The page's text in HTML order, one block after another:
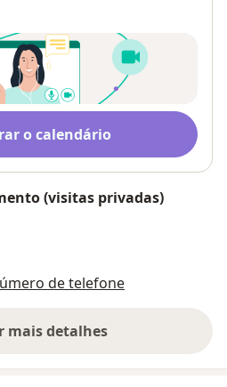
o calendário
(visitas privadas)
de telefone
mais detalhes
sobre o endereço